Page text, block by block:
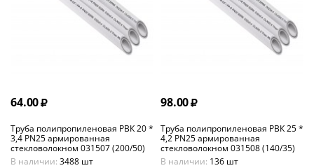
64.00
Труба полипропиленовая РВК 20 *
3,4 PN25 армированная
стекловолокном 031507 (200/50)
В наличии: 3488 шт
98.00
Труба полипропиленовая РВК 25 *
4,2 PN25 армированная
стекловолокном 031508 (140/35)
В наличии: 136 шт